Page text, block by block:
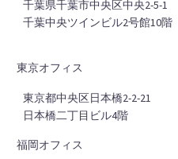
千葉県千葉市中央区中央2-5-1
千葉中央ツインビル2号館10階
東京オフィス
東京都中央区日本橋2-2-21
日本橋二丁目ビル4階
福岡オフィス